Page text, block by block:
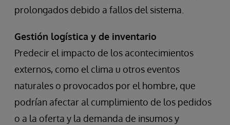
prolongados debido a fallos del sistema.
Gestión logística y de inventario
Predecir el impacto de los acontecimientos
externos, como el clima u otros eventos
naturales o provocados por el hombre, que
podrían afectar al cumplimiento de los pedidos
o a la oferta y la demanda de insumos y